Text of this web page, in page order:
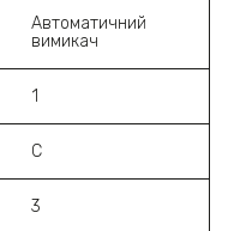
Автоматичний
вимикач
1
C
3